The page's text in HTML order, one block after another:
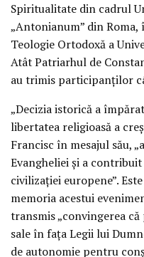
Spiritualitate din cadrul
„Antonianum” din
Teologie Ortodoxă a
Atât Patriarhul de
au trimis participanţilor
„Decizia istorică a
libertatea religioasă a
Francisc în mesajul său,
Evangheliei şi a
civilizaţiei europene”.
memoria acestui
transmis „convingerea
sale în faţa Legii lui
de autonomie pentru